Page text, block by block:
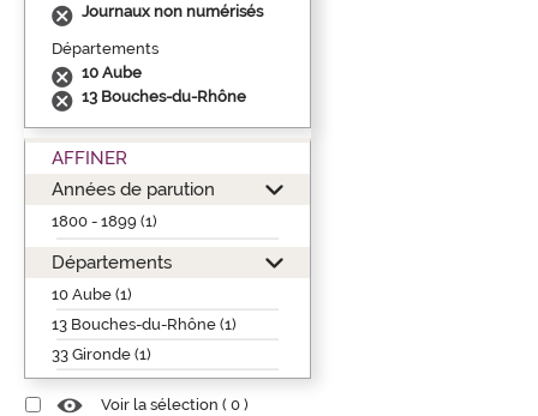
Journaux non numérisés
Départements
10 Aube
13 Bouches-du-Rhône
AFFINER
Années de parution
1800 - 1899 (1)
Départements
10 Aube (1)
13 Bouches-du-Rhône (1)
33 Gironde (1)
Voir la sélection ( 0 )